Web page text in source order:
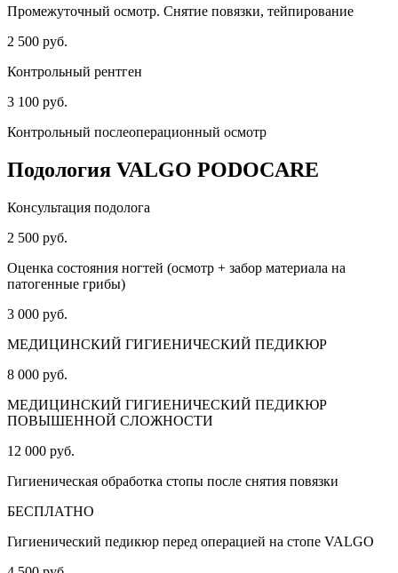
Промежуточный осмотр. Снятие повязки, тейпирование
2 500 руб.
Контрольный рентген
3 100 руб.
Контрольный послеоперационный осмотр
Подология VALGO PODOCARE
Консультация подолога
2 500 руб.
Оценка состояния ногтей (осмотр + забор материала на
патогенные грибы)
3 000 руб.
МЕДИЦИНСКИЙ ГИГИЕНИЧЕСКИЙ ПЕДИКЮР
8 000 руб.
МЕДИЦИНСКИЙ ГИГИЕНИЧЕСКИЙ ПЕДИКЮР
ПОВЫШЕННОЙ СЛОЖНОСТИ
12 000 руб.
Гигиеническая обработка стопы после снятия повязки
БЕСПЛАТНО
Гигиенический педикюр перед операцией на стопе VALGO